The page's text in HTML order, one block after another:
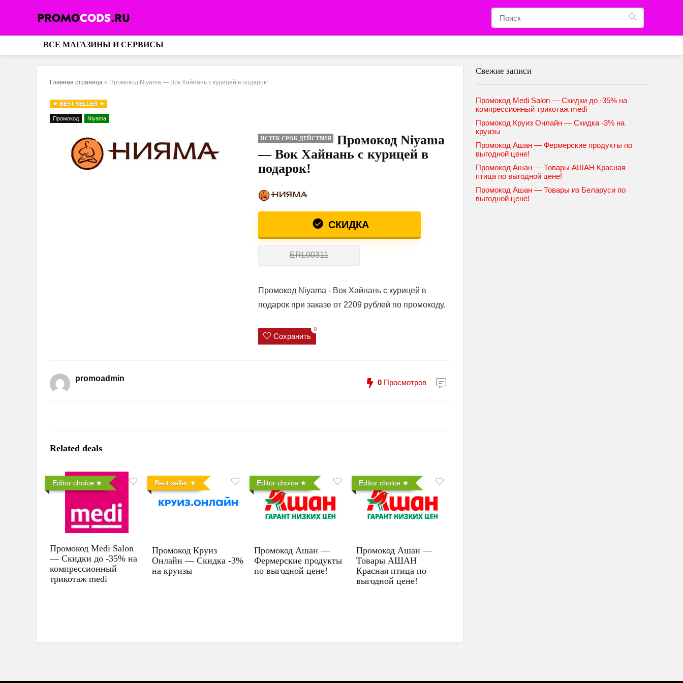
ВСЕ МАГАЗИНЫ И СЕРВИСЫ
Главная страница » Промокод Niyama — Вок Хайнань с курицей в подарок!
BEST SELLER
Промокод Niyama
ИСТЕК СРОК ДЕЙСТВИЯ
Промокод Niyama
— Вок Хайнань с курицей в
подарок!
СКИДКА
ERL00311
Промокод Niyama - Вок Хайнань с курицей в
подарок при заказе от 2209 рублей по промокоду.
Сохранить
0
promoadmin 0 Просмотров
Related deals
Editor choice
Промокод Medi Salon
— Скидки до -35% на
компрессионный
трикотаж medi
Best seller
Промокод Круиз
Онлайн — Скидка -3%
на круизы
Editor choice
Промокод Ашан —
Фермерские продукты
по выгодной цене!
Editor choice
Промокод Ашан —
Товары АШАН
Красная птица по
выгодной цене!
Свежие записи
Промокод Medi Salon — Скидки до -35% на
компрессионный трикотаж medi
Промокод Круиз Онлайн — Скидка -3% на
круизы
Промокод Ашан — Фермерские продукты по
выгодной цене!
Промокод Ашан — Товары АШАН Красная
птица по выгодной цене!
Промокод Ашан — Товары из Беларуси по
выгодной цене!